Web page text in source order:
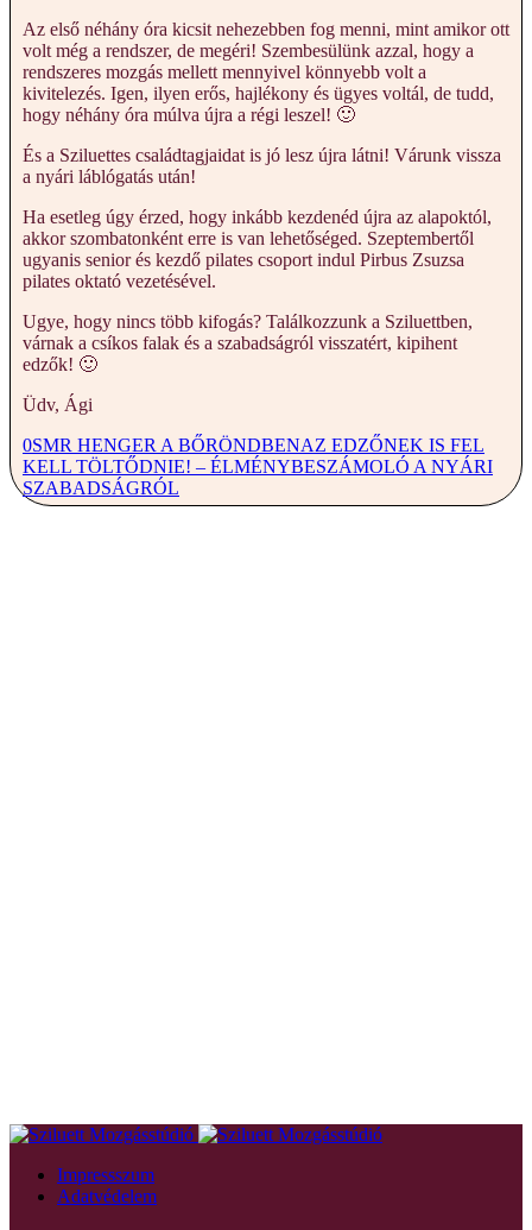
Az első néhány óra kicsit nehezebben fog menni, mint amikor ott
volt még a rendszer, de megéri! Szembesülünk azzal, hogy a
rendszeres mozgás mellett mennyivel könnyebb volt a
kivitelezés. Igen, ilyen erős, hajlékony és ügyes voltál, de tudd,
hogy néhány óra múlva újra a régi leszel! 🙂
És a Sziluettes családtagjaidat is jó lesz újra látni! Várunk vissza
a nyári láblógatás után!
Ha esetleg úgy érzed, hogy inkább kezdenéd újra az alapoktól,
akkor szombatonként erre is van lehetőséged. Szeptembertől
ugyanis senior és kezdő pilates csoport indul Pirbus Zsuzsa
pilates oktató vezetésével.
Ugye, hogy nincs több kifogás? Találkozzunk a Sziluettben,
várnak a csíkos falak és a szabadságról visszatért, kipihent
edzők! 🙂
Üdv, Ági
0SMR HENGER A BŐRÖNDBENAZ EDZŐNEK IS FEL
KELL TÖLTŐDNIE! – ÉLMÉNYBESZÁMOLÓ A NYÁRI
SZABADSÁGRÓL
Impressszum
Adatvédelem